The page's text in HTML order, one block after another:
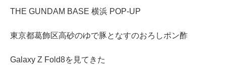
THE GUNDAM BASE 横浜 POP-UP
東京都葛飾区高砂のゆで豚となすのおろしポン酢
Galaxy Z Fold8を見てきた